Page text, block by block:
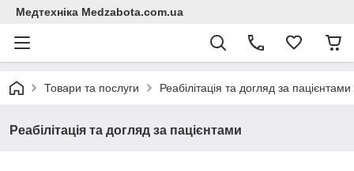
Медтехніка Medzabota.com.ua
Товари та послуги Реабілітація та догляд за пацієнтами
Реабілітація та догляд за пацієнтами